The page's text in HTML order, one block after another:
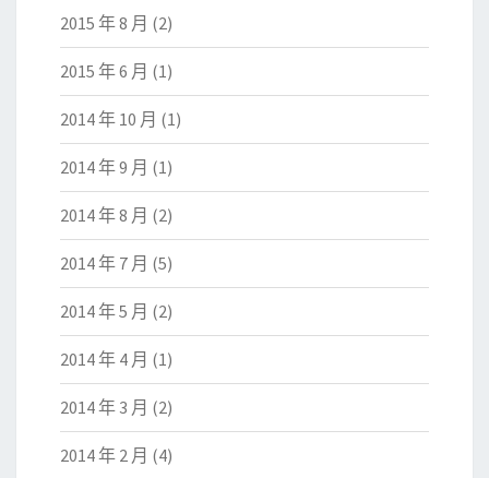
2015 年 8 月 (2)
2015 年 6 月 (1)
2014 年 10 月 (1)
2014 年 9 月 (1)
2014 年 8 月 (2)
2014 年 7 月 (5)
2014 年 5 月 (2)
2014 年 4 月 (1)
2014 年 3 月 (2)
2014 年 2 月 (4)